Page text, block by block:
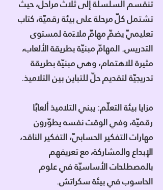
تنقسم السلسلة إلى ثلاث مراحل، حيث
تشتمل كلّ مرحلة على بيئة رقميّة، كتاب
تعليميّ يضمّ مهامّ ملاءَمة لمستوى
التدريس. المهامّ مبنيّة بطريقة الألعاب،
مثيرة للاهتمام، وهي مبنيّة بطريقة
تدريجيّة لتقديم حلّ للتباين بين التلاميذ.
مزايا بيئة التعلّم: يبني التلاميذ ألعابًا
رقميّة، وفي الوقت نفسه يطوّرون
مهارات التفكير الحسابيّ، التفكير الناقد،
الإبداع والمشاركة، مع تعريفهم
بالمصطلحات الأساسيّة في علوم
الحاسوب في بيئة سكراتش.